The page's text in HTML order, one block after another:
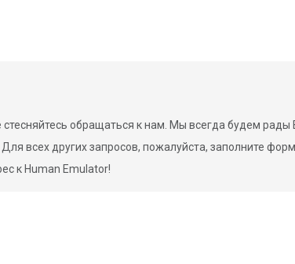
обращаться к нам. Мы всегда будем
. Для всех других запросов, пожалуйста, заполните
к Human Emulator!